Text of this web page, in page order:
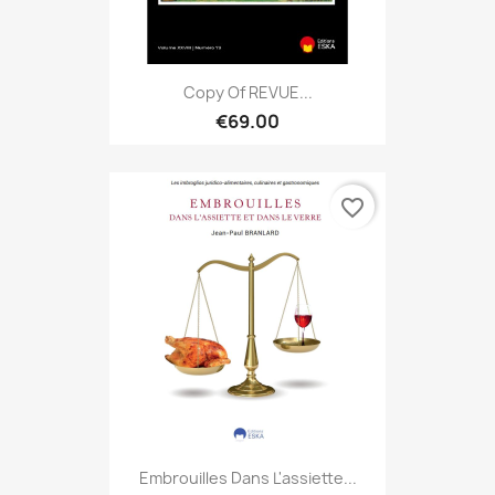
Copy Of REVUE...
€69.00
Embrouilles Dans L'assiette...
favorite_border